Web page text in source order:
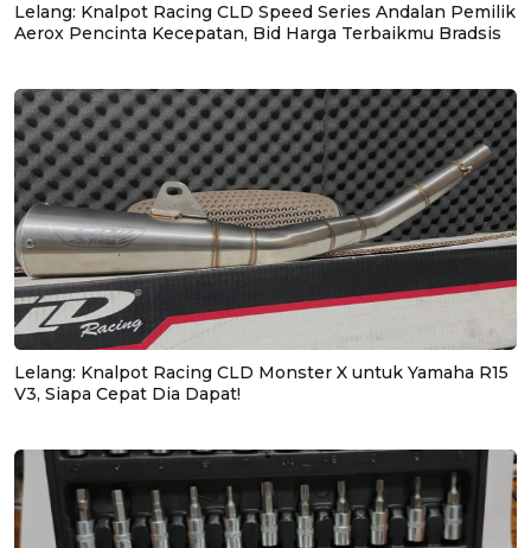
Lelang: Knalpot Racing CLD Speed Series Andalan Pemilik
Aerox Pencinta Kecepatan, Bid Harga Terbaikmu Bradsis
Lelang: Knalpot Racing CLD Monster X untuk Yamaha R15
V3, Siapa Cepat Dia Dapat!